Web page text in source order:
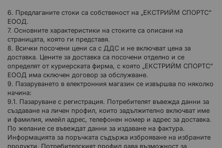
6. Предлаганите стоки са собственост на „ЕКСТРИЙМ СПОРТС“
ЕООД.
7. Основните характеристики на стоките са описани на
страницата, която ги представя.
8. Всички посочени цени са с ДДС и не включват цена за
доставка. Цените за доставка са посочени отделно и се
определят от куриерската фирма, с която „ЕКСТРИЙМ СПОРТС“
ЕООД има сключен договор за обслужване.
9. Пазаруването в електронния магазин се извършва по няколко
начина:
9.1. Пазаруване с регистрация. Потребителят въвежда данни за
създаване на личен профил, които задължително включват име
и фамилия, имейл адрес, телефонен номер и адрес за доставка.
По желание се въвеждат данни за издаване на фактура.
Информацията за поръчката съдържа изброяване на избраните
продукти. Потребителският профил дава възможност за